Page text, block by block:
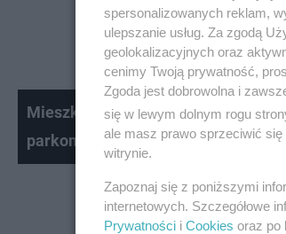
uświadomiła nam, że
konsultacje w tym
Mieszkańcy bydgoskich Wyżyn
parkomaty
spersonalizowanych reklam,
ulepszanie usług. Za zgodą
geolokalizacyjnych oraz
cenimy Twoją prywatność,
Zgoda jest dobrowolna i
się w lewym dolnym rogu
ale masz prawo sprzeciwić się
witrynie.
Zapoznaj się z poniższymi
internetowych. Szczegółowe
Prywatności i Cookies oraz po